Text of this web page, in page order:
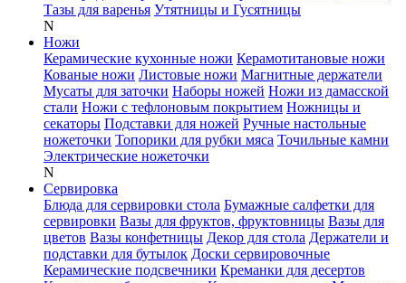
Тазы для варенья Утятницы и Гусятницы
N
Ножи
Керамические кухонные ножи Керамотитановые ножи
Кованые ножи Листовые ножи Магнитные держатели
Мусаты для заточки Наборы ножей Ножи из дамасской
стали Ножи с тефлоновым покрытием Ножницы и
секаторы Подставки для ножей Ручные настольные
ножеточки Топорики для рубки мяса Точильные камни
Электрические ножеточки
N
Сервировка
Блюда для сервировки стола Бумажные салфетки для
сервировки Вазы для фруктов, фруктовницы Вазы для
цветов Вазы конфетницы Декор для стола Держатели и
подставки для бутылок Доски сервировочные
Керамические подсвечники Креманки для десертов